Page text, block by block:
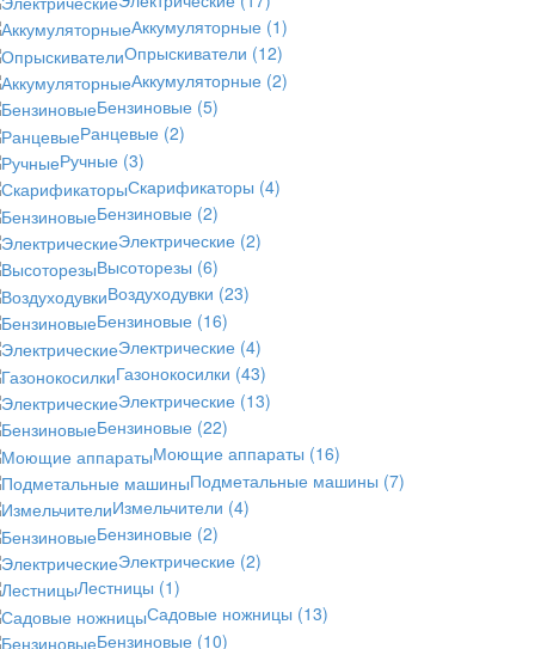
Аккумуляторные (1)
Опрыскиватели (12)
Аккумуляторные (2)
Бензиновые (5)
Ранцевые (2)
Ручные (3)
Скарификаторы (4)
Бензиновые (2)
Электрические (2)
Высоторезы (6)
Воздуходувки (23)
Бензиновые (16)
Электрические (4)
Газонокосилки (43)
Электрические (13)
Бензиновые (22)
Моющие аппараты (16)
Подметальные машины (7)
Измельчители (4)
Бензиновые (2)
Электрические (2)
Лестницы (1)
Садовые ножницы (13)
Бензиновые (10)